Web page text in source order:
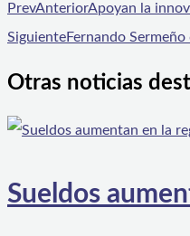
PrevAnteriorApoyan la
SiguienteFernando
Otras noticias
Sueldos